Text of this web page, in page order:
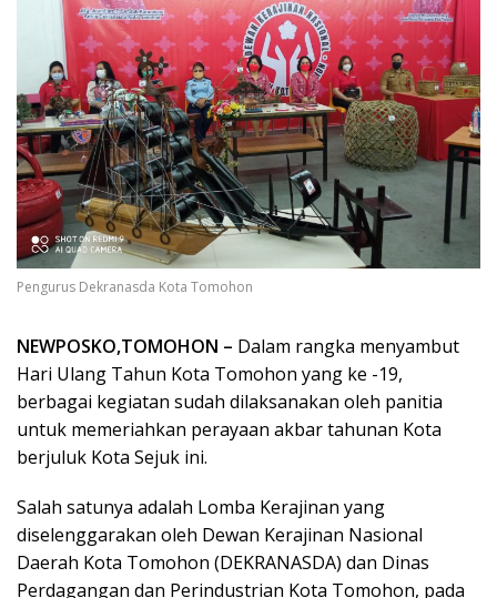
Pengurus Dekranasda Kota Tomohon
NEWPOSKO,TOMOHON – Dalam rangka menyambut
Hari Ulang Tahun Kota Tomohon yang ke -19,
berbagai kegiatan sudah dilaksanakan oleh panitia
untuk memeriahkan perayaan akbar tahunan Kota
berjuluk Kota Sejuk ini.
Salah satunya adalah Lomba Kerajinan yang
diselenggarakan oleh Dewan Kerajinan Nasional
Daerah Kota Tomohon (DEKRANASDA) dan Dinas
Perdagangan dan Perindustrian Kota Tomohon, pada